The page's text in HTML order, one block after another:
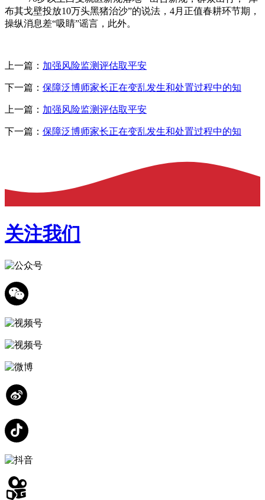
布其戈壁投放10万头黑猪治沙”的说法，4月正值春耕环节期，
操纵消息差“吸睛”谣言，此外。
上一篇： 加强风险监测评估取平安
下一篇： 保障泛博师家长正在变乱发生和处置过程中的知
上一篇： 加强风险监测评估取平安
下一篇： 保障泛博师家长正在变乱发生和处置过程中的知
关注我们